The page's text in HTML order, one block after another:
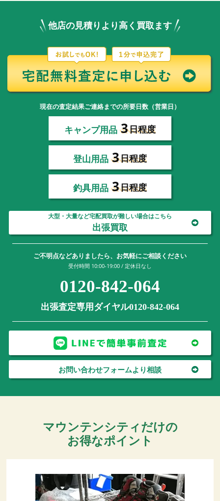
他店の見積りより高く買取ます
現在の査定結果ご連絡までの所要日数（営業日）
キャンプ用品 3日程度
登山用品 3日程度
釣具用品 3日程度
大型・大量など宅配買取が難しい場合はこちら
出張買取
ご不明点などありましたら、お気軽にご相談ください
受付時間 10:00-19:00 / 定休日なし
0120-842-064
出張査定専用ダイヤル0120-842-064
お問い合わせフォームより相談
マウンテンシティだけの
お得なポイント